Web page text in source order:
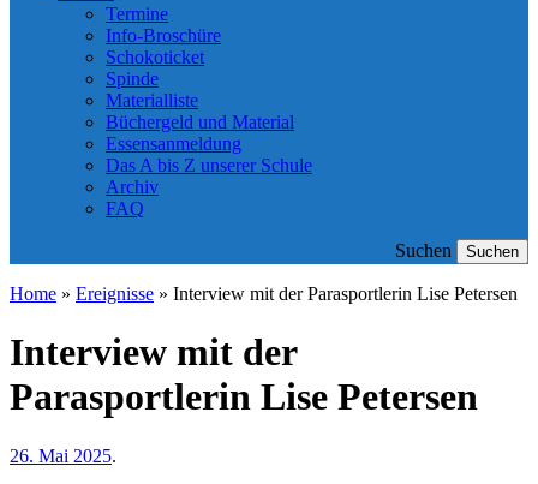
Termine
Info-Broschüre
Schokoticket
Spinde
Materialliste
Büchergeld und Material
Essensanmeldung
Das A bis Z unserer Schule
Archiv
FAQ
Suchen Suchen
Home » Ereignisse » Interview mit der Parasportlerin Lise Petersen
Interview mit der
Parasportlerin Lise Petersen
26. Mai 2025.